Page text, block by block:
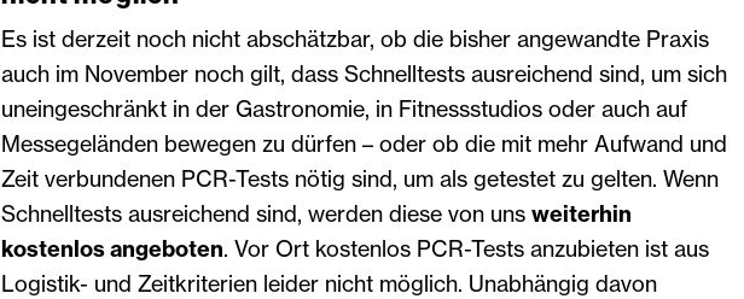
Es ist derzeit noch nicht abschätzbar, ob die bisher angewandte Praxis
auch im November noch gilt, dass Schnelltests ausreichend sind, um sich
uneingeschränkt in der Gastronomie, in Fitnessstudios oder auch auf
Messegeländen bewegen zu dürfen – oder ob die mit mehr Aufwand und
Zeit verbundenen PCR-Tests nötig sind, um als getestet zu gelten. Wenn
Schnelltests ausreichend sind, werden diese von uns weiterhin
kostenlos angeboten. Vor Ort kostenlos PCR-Tests anzubieten ist aus
Logistik- und Zeitkriterien leider nicht möglich. Unabhängig davon